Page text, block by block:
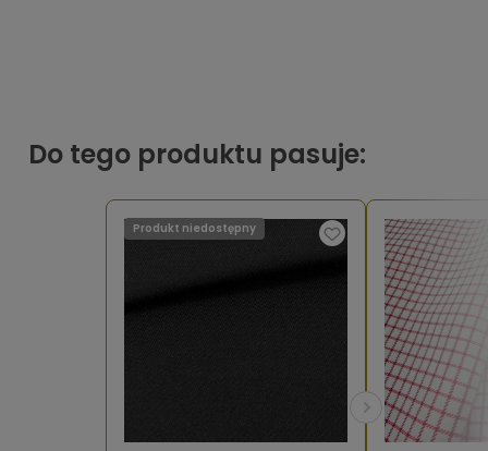
Do tego produktu pasuje:
Produkt niedostępny